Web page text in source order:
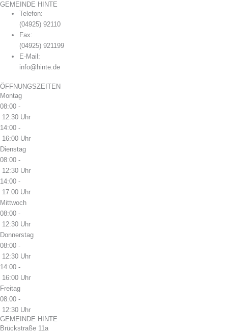
GEMEINDE HINTE
Telefon:
(04925) 92110
Fax:
(04925) 921199
E-Mail:
info@hinte.de
ÖFFNUNGSZEITEN
Montag
08:00 -
12:30 Uhr
14:00 -
16:00 Uhr
Dienstag
08:00 -
12:30 Uhr
14:00 -
17:00 Uhr
Mittwoch
08:00 -
12:30 Uhr
Donnerstag
08:00 -
12:30 Uhr
14:00 -
16:00 Uhr
Freitag
08:00 -
12:30 Uhr
GEMEINDE HINTE
Brückstraße 11a